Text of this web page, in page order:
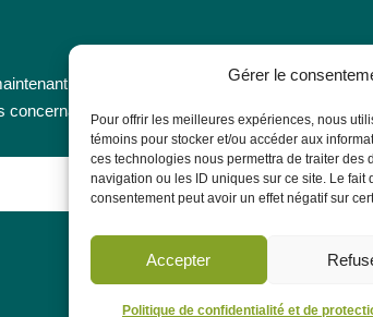
Gérer le
Pour offrir les meilleures expériences, nous
témoins pour stocker et/ou accéder aux
ces technologies nous permettra de traiter des
navigation ou les ID uniques sur ce site. Le fait
consentement peut avoir un effet négatif sur
Accepter
Politique de confidentialité et de
à notre infolettre pour recevoir toutes les
le CRÉPAS.